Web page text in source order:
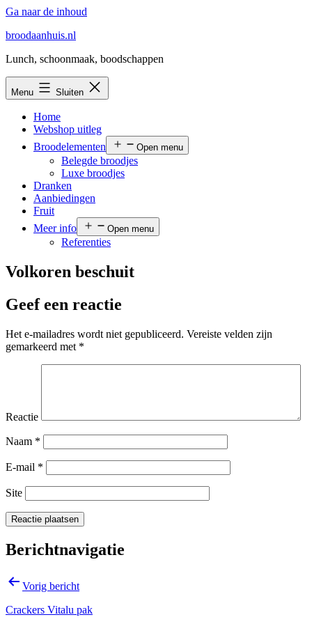
Ga naar de inhoud
broodaanhuis.nl
Lunch, schoonmaak, boodschappen
Menu Sluiten
Home
Webshop uitleg
Broodelementen
Open menu
Belegde broodjes
Luxe broodjes
Dranken
Aanbiedingen
Fruit
Meer info
Open menu
Referenties
Volkoren beschuit
Geef een reactie
Het e-mailadres wordt niet gepubliceerd. Vereiste velden zijn
gemarkeerd met *
Reactie
Naam *
E-mail *
Site
Berichtnavigatie
Vorig bericht
Crackers Vitalu pak